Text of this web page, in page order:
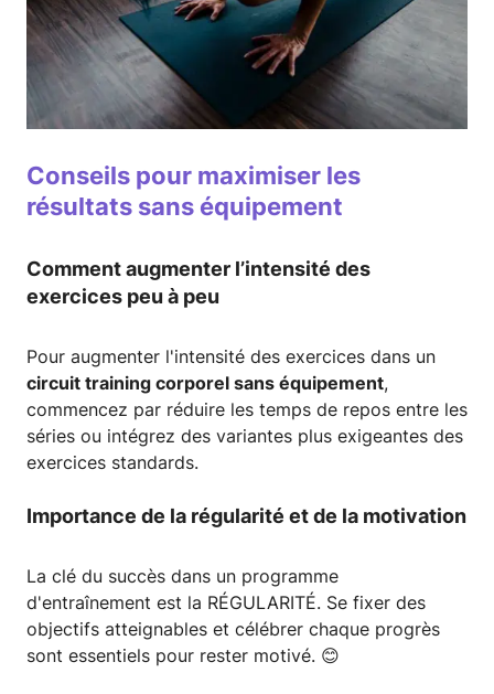
Conseils pour maximiser les
résultats sans équipement
Comment augmenter l’intensité des
exercices peu à peu
Pour augmenter l'intensité des exercices dans un
circuit training corporel sans équipement,
commencez par réduire les temps de repos entre les
séries ou intégrez des variantes plus exigeantes des
exercices standards.
Importance de la régularité et de la motivation
La clé du succès dans un programme
d'entraînement est la RÉGULARITÉ. Se fixer des
objectifs atteignables et célébrer chaque progrès
sont essentiels pour rester motivé. 😊